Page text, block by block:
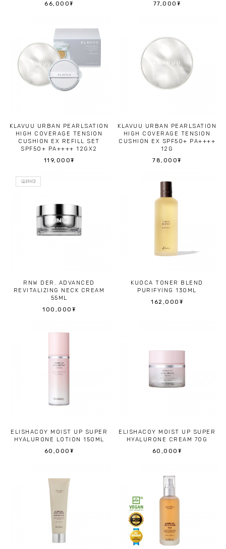
66,000₮
77,000₮
KLAVUU URBAN PEARLSATION
HIGH COVERAGE TENSION
CUSHION EX REFILL SET
SPF50+ PA++++ 12GX2
119,000₮
KLAVUU URBAN PEARLSATION
HIGH COVERAGE TENSION
CUSHION EX SPF50+ PA++++
12G
78,000₮
ШИНЭ
RNW DER. ADVANCED
REVITALIZING NECK CREAM
55ML
100,000₮
KUOCA TONER BLEND
PURIFYING 130ML
162,000₮
ELISHACOY MOIST UP SUPER
HYALURONE LOTION 150ML
60,000₮
ELISHACOY MOIST UP SUPER
HYALURONE CREAM 70G
60,000₮